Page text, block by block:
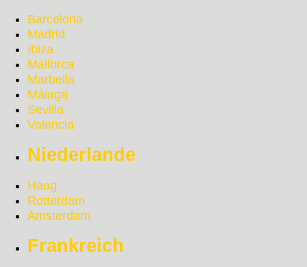
Barcelona
Madrid
Ibiza
Mallorca
Marbella
Málaga
Sevilla
Valencia
Niederlande
Haag
Rotterdam
Amsterdam
Frankreich